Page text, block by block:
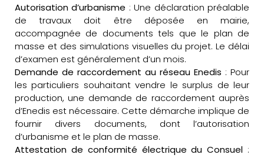
Autorisation d’urbanisme : Une déclaration préalable
de travaux doit être déposée en mairie,
accompagnée de documents tels que le plan de
masse et des simulations visuelles du projet. Le délai
d’examen est généralement d’un mois.
Demande de raccordement au réseau Enedis : Pour
les particuliers souhaitant vendre le surplus de leur
production, une demande de raccordement auprès
d’Enedis est nécessaire. Cette démarche implique de
fournir divers documents, dont l’autorisation
d’urbanisme et le plan de masse.
Attestation de conformité électrique du Consuel :